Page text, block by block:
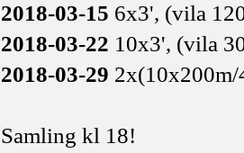
2018-03-15 6x3', (vila
2018-03-22 10x3', (vila
2018-03-29 2x(10x200m/
Samling kl 18!